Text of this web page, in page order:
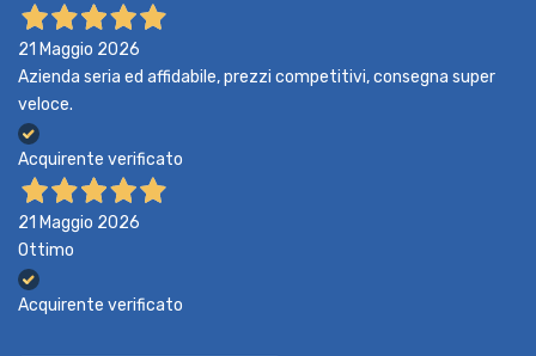
21 Maggio 2026
Azienda seria ed affidabile, prezzi competitivi, consegna super
veloce.
Acquirente verificato
21 Maggio 2026
Ottimo
Acquirente verificato